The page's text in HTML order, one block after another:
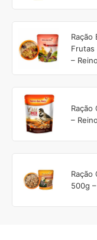
Ração
Frutas
–
Ração
–
Ração
500g